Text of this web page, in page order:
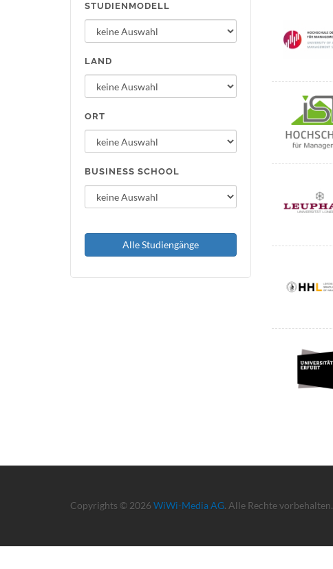
STUDIENMODELL
LAND
ORT
BUSINESS SCHOOL
Alle Studiengänge
Copyrights © 2026 WiWi-Media AG. Alle Rechte vorbehalten.